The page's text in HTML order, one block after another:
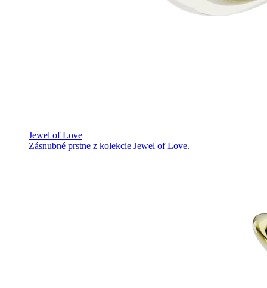
Jewel of Love
Zásnubné prstne z kolekcie Jewel of Love.